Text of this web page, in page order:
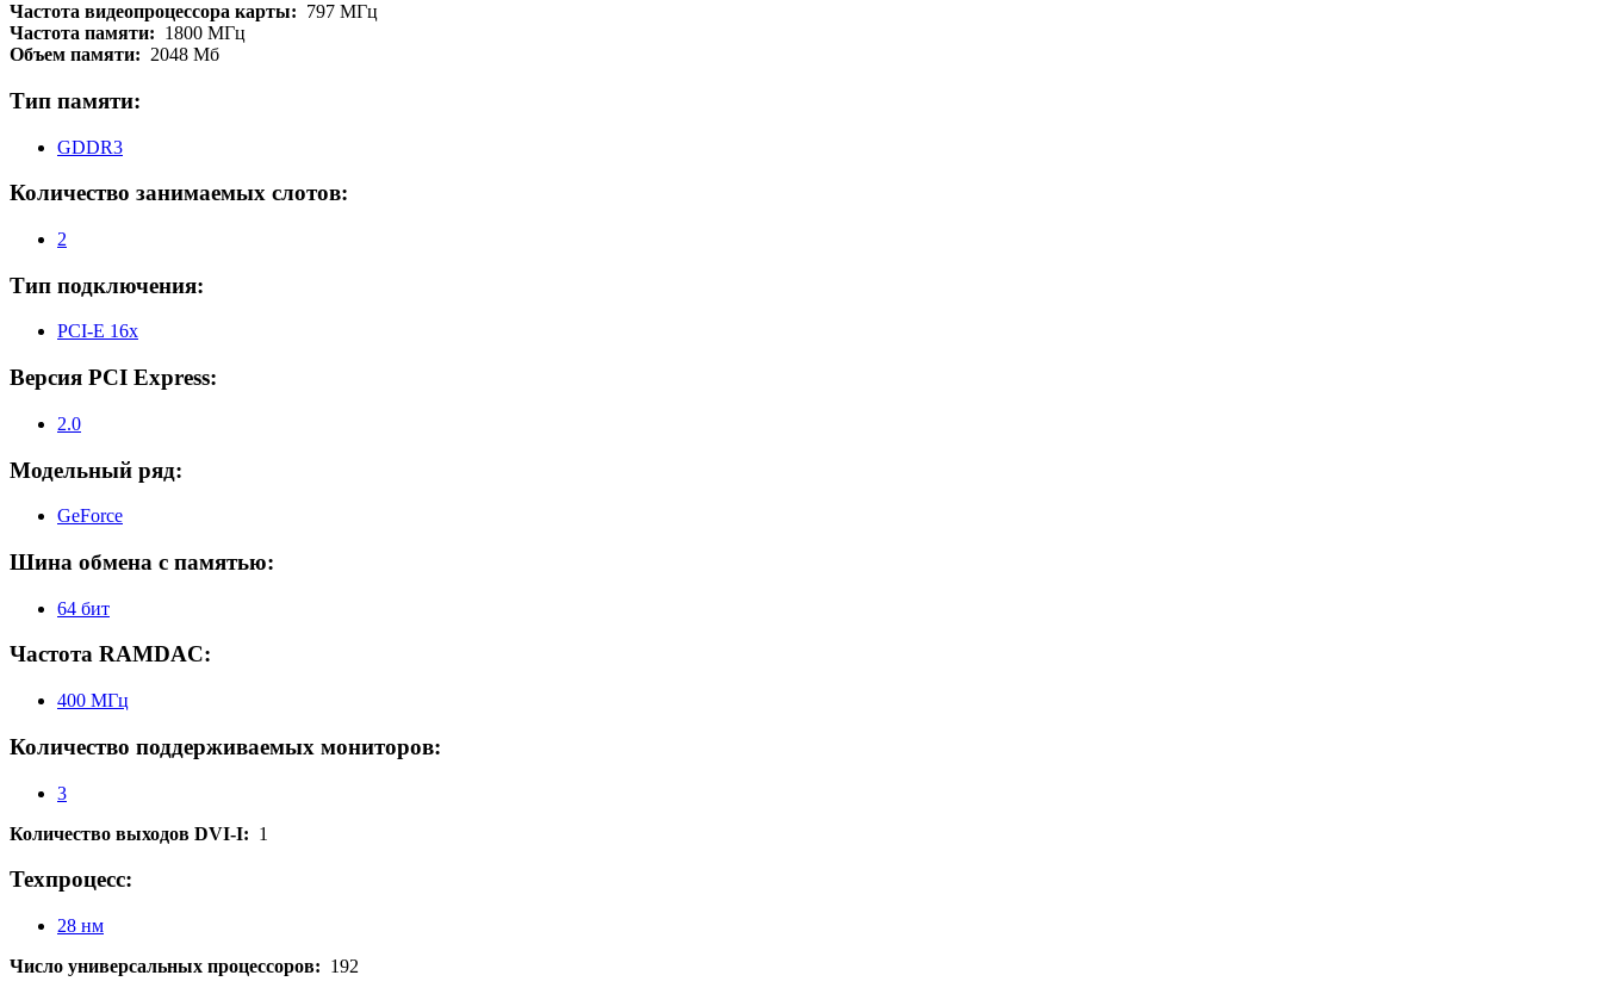
Частота видеопроцессора карты: 797 МГц
Частота памяти: 1800 МГц
Объем памяти: 2048 Мб
Тип памяти:
GDDR3
Количество занимаемых слотов:
2
Тип подключения:
PCI-E 16x
Версия PCI Express:
2.0
Модельный ряд:
GeForce
Шина обмена с памятью:
64 бит
Частота RAMDAC:
400 МГц
Количество поддерживаемых мониторов:
3
Количество выходов DVI-I: 1
Техпроцесс:
28 нм
Число универсальных процессоров: 192